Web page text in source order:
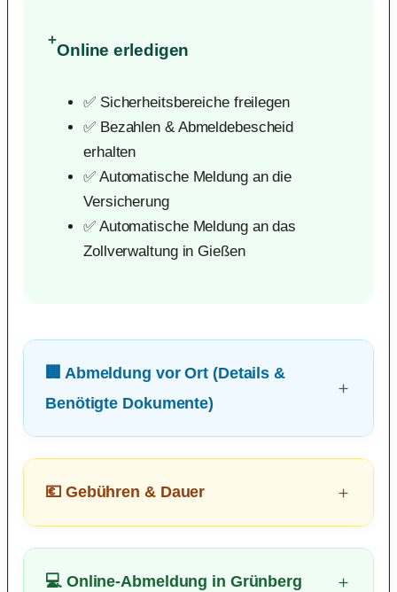
+
Online erledigen
✅ Sicherheitsbereiche freilegen
✅ Bezahlen & Abmeldebescheid
erhalten
✅ Automatische Meldung an die
Versicherung
✅ Automatische Meldung an das
Zollverwaltung in Gießen
🏢 Abmeldung vor Ort (Details &
Benötigte Dokumente)
💶 Gebühren & Dauer
💻 Online-Abmeldung in Grünberg